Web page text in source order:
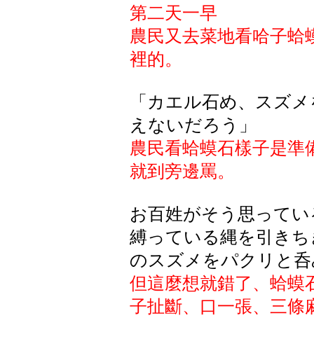
第二天一早
農民又去菜地看哈子蛤
裡的。
「カエル石め、スズ
えないだろう」
農民看蛤蟆石樣子是準
就到旁邊罵。
お百姓がそう思って
縛っている縄を引き
のスズメをパクリと
但這麼想就錯了、蛤蟆
子扯斷、口一張、三條